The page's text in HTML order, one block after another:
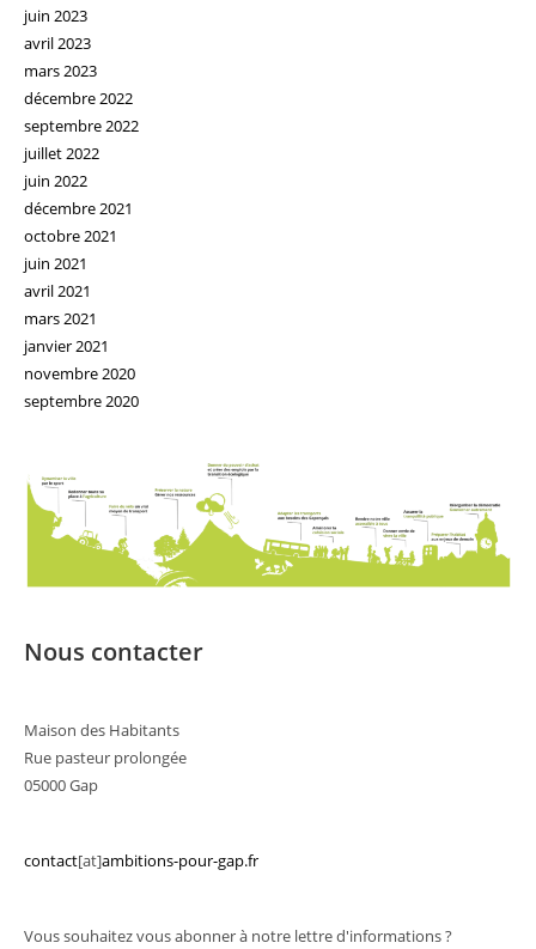
juin 2023
avril 2023
mars 2023
décembre 2022
septembre 2022
juillet 2022
juin 2022
décembre 2021
octobre 2021
juin 2021
avril 2021
mars 2021
janvier 2021
novembre 2020
septembre 2020
Nous contacter
Maison des Habitants
Rue pasteur prolongée
05000 Gap
contact[at]ambitions-pour-gap.fr
Vous souhaitez vous abonner à notre lettre d'informations ?